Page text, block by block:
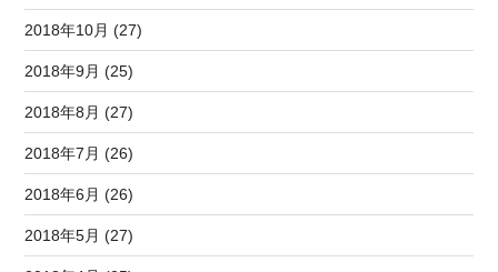
2018年10月 (27)
2018年9月 (25)
2018年8月 (27)
2018年7月 (26)
2018年6月 (26)
2018年5月 (27)